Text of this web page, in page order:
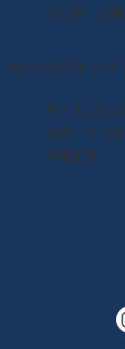
せり市 日曜
ゆりあげキッ
月〜土 10：
日祝 6：00
木曜定休